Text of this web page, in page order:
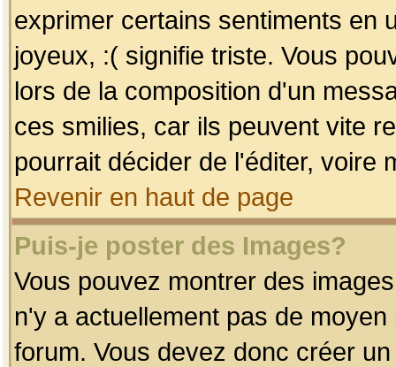
exprimer certains sentiments en
joyeux, :( signifie triste. Vous
lors de la composition d'un
ces smilies, car ils peuvent vite
pourrait décider de l'éditer, voire
Revenir en haut de page
Puis-je poster des Images?
Vous pouvez montrer des
n'y a actuellement pas de
forum. Vous devez donc créer